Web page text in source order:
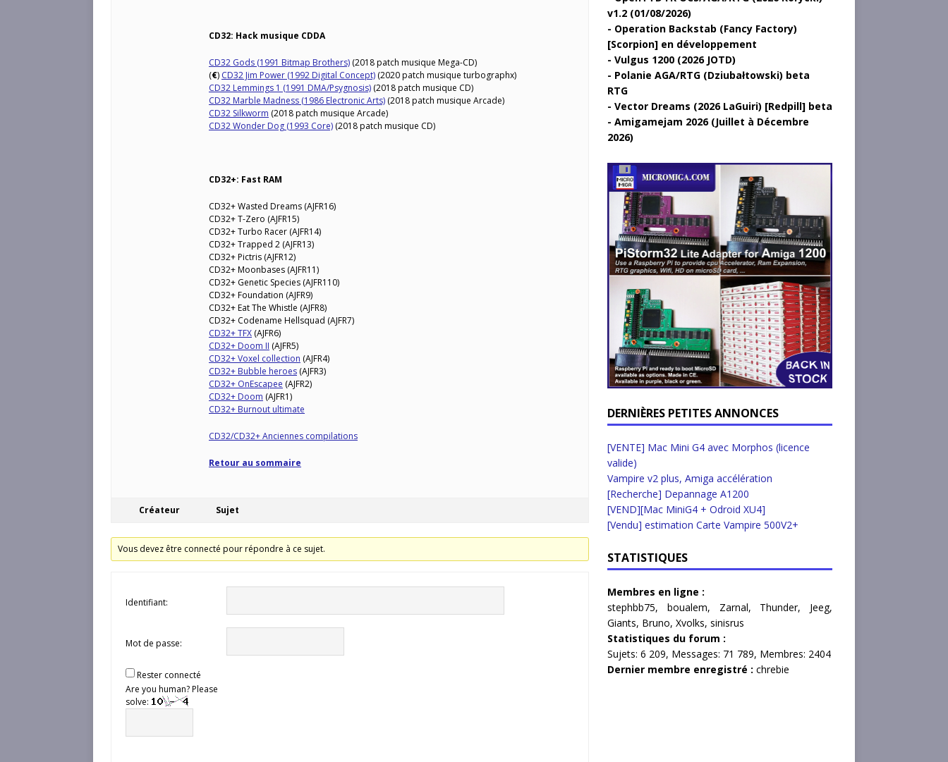
CD32: Hack musique CDDA
CD32 Gods (1991 Bitmap Brothers) (2018 patch musique Mega-CD)
(€) CD32 Jim Power (1992 Digital Concept) (2020 patch musique turbographx)
CD32 Lemmings 1 (1991 DMA/Psygnosis) (2018 patch musique CD)
CD32 Marble Madness (1986 Electronic Arts) (2018 patch musique Arcade)
CD32 Silkworm (2018 patch musique Arcade)
CD32 Wonder Dog (1993 Core) (2018 patch musique CD)
CD32+: Fast RAM
CD32+ Wasted Dreams (AJFR16)
CD32+ T-Zero (AJFR15)
CD32+ Turbo Racer (AJFR14)
CD32+ Trapped 2 (AJFR13)
CD32+ Pictris (AJFR12)
CD32+ Moonbases (AJFR11)
CD32+ Genetic Species (AJFR110)
CD32+ Foundation (AJFR9)
CD32+ Eat The Whistle (AJFR8)
CD32+ Codename Hellsquad (AJFR7)
CD32+ TFX (AJFR6)
CD32+ Doom II (AJFR5)
CD32+ Voxel collection (AJFR4)
CD32+ Bubble heroes (AJFR3)
CD32+ OnEscapee (AJFR2)
CD32+ Doom (AJFR1)
CD32+ Burnout ultimate
CD32/CD32+ Anciennes compilations
Retour au sommaire
Créateur Sujet
Vous devez être connecté pour répondre à ce sujet.
Identifiant:
Mot de passe:
Rester connecté
Are you human? Please
solve:
v1.2 (01/08/2026)
Operation Backstab (Fancy Factory)
[Scorpion] en développement
Vulgus 1200 (2026 JOTD)
Polanie AGA/RTG (Dziubałtowski) beta
RTG
Vector Dreams (2026 LaGuiri) [Redpill] beta
Amigamejam 2026 (Juillet à Décembre
2026)
DERNIÈRES PETITES ANNONCES
[VENTE] Mac Mini G4 avec Morphos (licence
valide)
Vampire v2 plus, Amiga accélération
[Recherche] Depannage A1200
[VEND][Mac MiniG4 + Odroid XU4]
[Vendu] estimation Carte Vampire 500V2+
STATISTIQUES
Membres en ligne :
stephbb75, boualem, Zarnal, Thunder, Jeeg,
Giants, Bruno, Xvolks, sinisrus
Statistiques du forum :
Sujets: 6 209, Messages: 71 789, Membres: 2404
Dernier membre enregistré : chrebie